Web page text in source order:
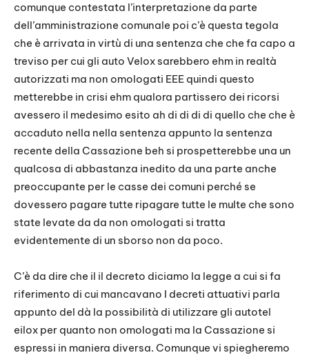
comunque contestata l’interpretazione da parte
dell’amministrazione comunale poi c’è questa tegola
che è arrivata in virtù di una sentenza che che fa capo a
treviso per cui gli auto Velox sarebbero ehm in realtà
autorizzati ma non omologati EEE quindi questo
metterebbe in crisi ehm qualora partissero dei ricorsi
avessero il medesimo esito ah di di di di quello che che è
accaduto nella nella sentenza appunto la sentenza
recente della Cassazione beh si prospetterebbe una un
qualcosa di abbastanza inedito da una parte anche
preoccupante per le casse dei comuni perché se
dovessero pagare tutte ripagare tutte le multe che sono
state levate da da non omologati si tratta
evidentemente di un sborso non da poco.
C’è da dire che il il decreto diciamo la legge a cui si fa
riferimento di cui mancavano I decreti attuativi parla
appunto del dà la possibilità di utilizzare gli autotel
eilox per quanto non omologati ma la Cassazione si
espressi in maniera diversa. Comunque vi spiegheremo